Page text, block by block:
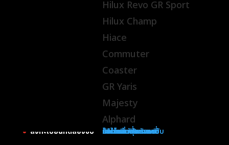
Hilux Revo GR Sport
Hilux Champ
Hiace
Commuter
Coaster
GR Yaris
Majesty
Alphard
โปรโมชั่น
รถใช้แล้วคุณภาพดี
บริการหลังการขาย
กิจกรรมเพื่อสังคม
ติดต่อเรา & แผนที่
ลงทะเบียนทดลองขับ
ขอใบเสนอราคา
ลงทะเบียนทดลองขับ